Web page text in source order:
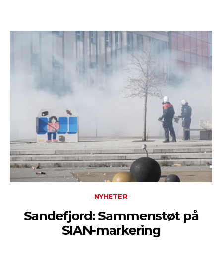
NYHETER
Sandefjord: Sammenstøt på
SIAN-markering